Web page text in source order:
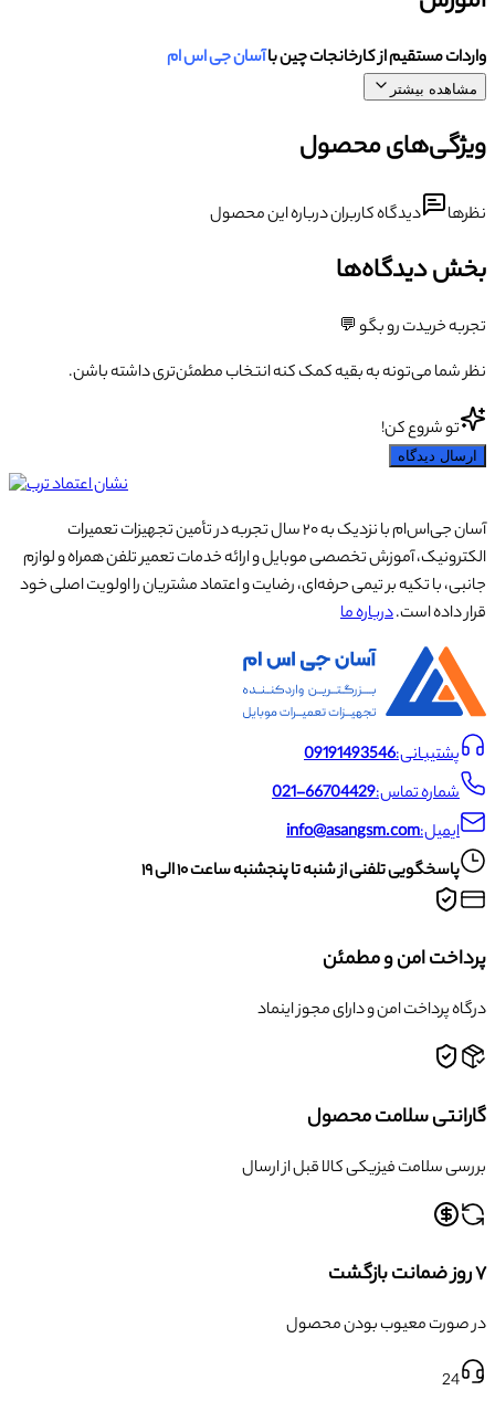
واردات مستقیم از کارخانجات چین باآسان جی اس ام
مشاهده بیشتر
ویژگی‌های محصول
نظرها دیدگاه کاربران درباره این محصول
بخش دیدگاه‌ها
تجربه خریدت رو بگو 💬
نظر شما می‌تونه به بقیه کمک کنه انتخاب مطمئن‌تری داشته باشن.
تو شروع کن!
ارسال دیدگاه
آسان جی‌اس‌ام با نزدیک به ۲۰ سال تجربه در تأمین تجهیزات تعمیرات
الکترونیک، آموزش تخصصی موبایل و ارائه خدمات تعمیر تلفن همراه و لوازم
جانبی، با تکیه بر تیمی حرفه‌ای، رضایت و اعتماد مشتریان را اولویت اصلی خود
قرار داده است.درباره ما
پشتیبانی:09191493546
شماره تماس:021-66704429
ایمیل:info@asangsm.com
پاسخگویی تلفنی از شنبه تا پنجشنبه ساعت ۱۰ الی ۱۹
پرداخت امن و مطمئن
درگاه پرداخت امن و دارای مجوز اینماد
گارانتی سلامت محصول
بررسی سلامت فیزیکی کالا قبل از ارسال
۷ روز ضمانت بازگشت
در صورت معیوب بودن محصول
24